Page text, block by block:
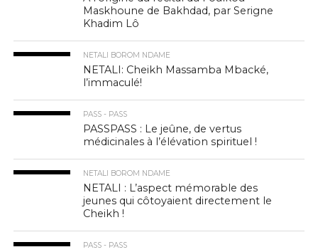
Maskhoune de Bakhdad, par Serigne
Khadim Lô
NETALI BOROM NDAME
NETALI: Cheikh Massamba Mbacké,
l’immaculé!
PASS - PASS
PASSPASS : Le jeûne, de vertus
médicinales à l’élévation spirituel !
NETALI BOROM NDAME
NETALI : L’aspect mémorable des
jeunes qui côtoyaient directement le
Cheikh !
PASS - PASS